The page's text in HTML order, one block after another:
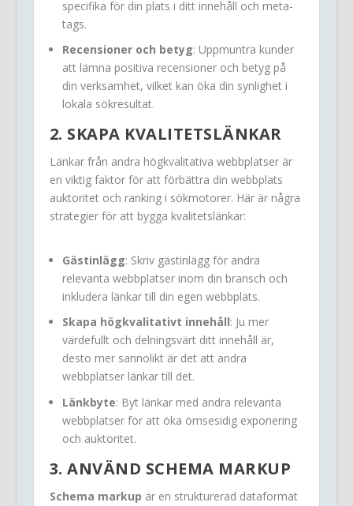
specifika för din plats i ditt innehåll och meta-
tags.
Recensioner och betyg: Uppmuntra kunder
att lämna positiva recensioner och betyg på
din verksamhet, vilket kan öka din synlighet i
lokala sökresultat.
2. SKAPA KVALITETSLÄNKAR
Länkar från andra högkvalitativa webbplatser är
en viktig faktor för att förbättra din webbplats
auktoritet och ranking i sökmotorer. Här är några
strategier för att bygga kvalitetslänkar:
Gästinlägg: Skriv gästinlägg för andra
relevanta webbplatser inom din bransch och
inkludera länkar till din egen webbplats.
Skapa högkvalitativt innehåll: Ju mer
värdefullt och delningsvärt ditt innehåll är,
desto mer sannolikt är det att andra
webbplatser länkar till det.
Länkbyte: Byt länkar med andra relevanta
webbplatser för att öka ömsesidig exponering
och auktoritet.
3. ANVÄND SCHEMA MARKUP
Schema markup är en strukturerad dataformat